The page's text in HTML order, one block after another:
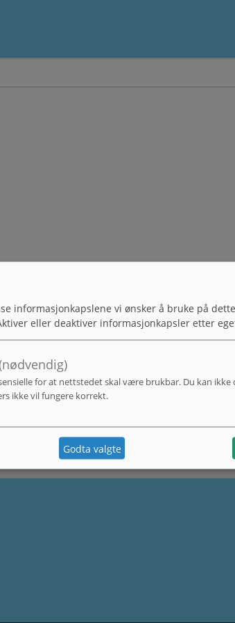
informasjonkapslene vi ønsker å bruke på dette
eller deaktiver informasjonkapsler etter
for at nettstedet skal være brukbar. Du kan ikke
ikke vil fungere korrekt.
Godta valgte